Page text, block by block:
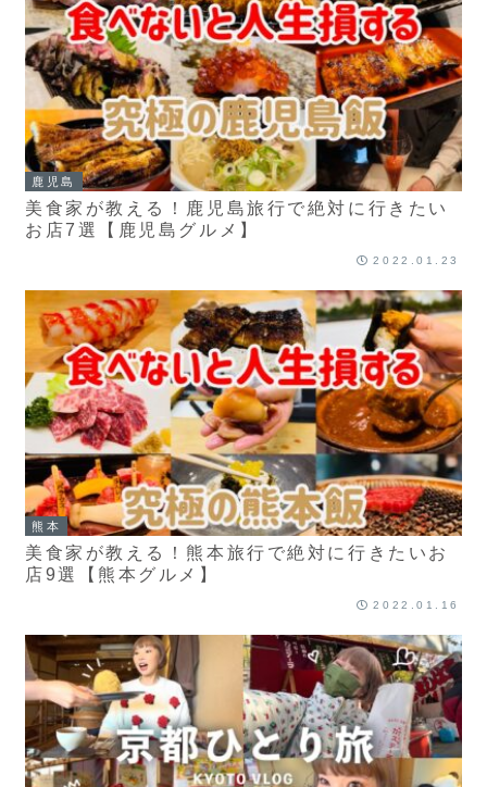
鹿児島
美食家が教える！鹿児島旅行で絶対に行きたい
お店7選【鹿児島グルメ】
2022.01.23
熊本
美食家が教える！熊本旅行で絶対に行きたいお
店9選【熊本グルメ】
2022.01.16